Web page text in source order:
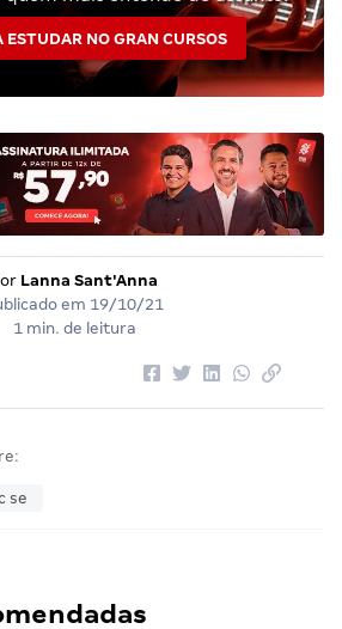
ESTUDAR NO GRAN CURSOS
Lanna Sant'Anna
em 19/10/21
1 min. de leitura
se